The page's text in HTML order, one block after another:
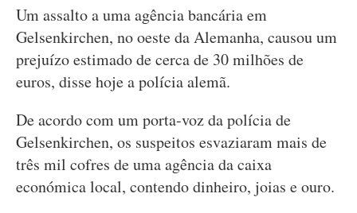
Um assalto a uma agência bancária em
Gelsenkirchen, no oeste da Alemanha, causou um
prejuízo estimado de cerca de 30 milhões de
euros, disse hoje a polícia alemã.
De acordo com um porta-voz da polícia de
Gelsenkirchen, os suspeitos esvaziaram mais de
três mil cofres de uma agência da caixa
económica local, contendo dinheiro, joias e ouro.